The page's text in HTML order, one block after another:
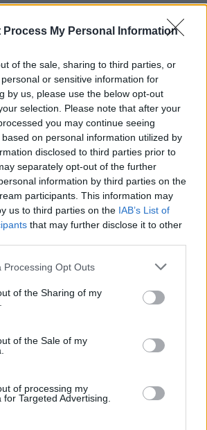
Process My Personal Information
of the sale, sharing to third parties, or
or sensitive information for
by us, please use the below opt-out
selection. Please note that after your
you may continue seeing
on personal information utilized by
disclosed to third parties prior to
separately opt-out of the further
information by third parties on the
participants. This information may
us to third parties on the IAB’s List of
that may further disclose it to other
Processing Opt Outs
of the Sharing of my
of the Sale of my
of processing my
Targeted Advertising.
το Pink.gr στοGoogle Newsκαι
το Pink.gr και στοInstagram